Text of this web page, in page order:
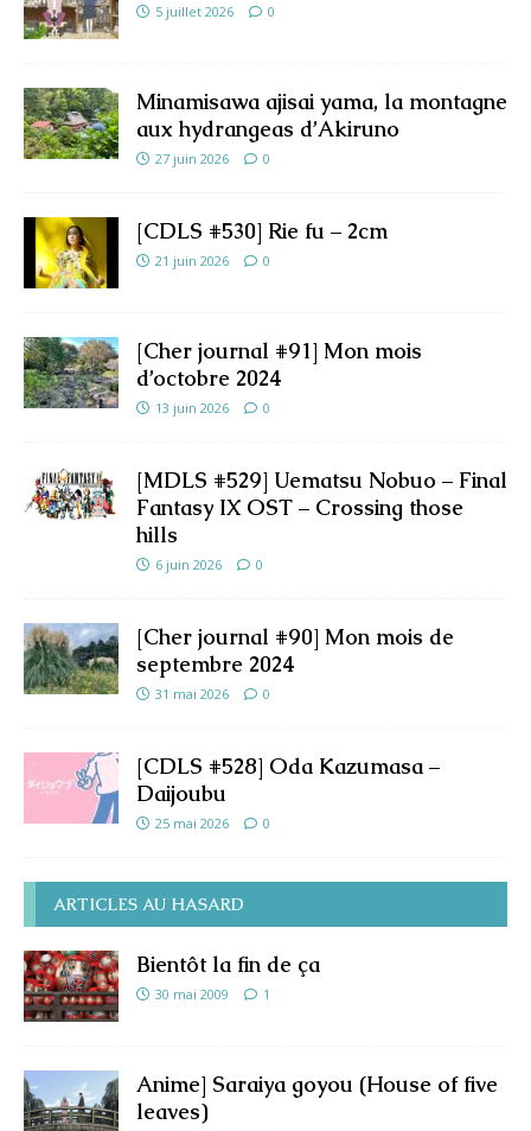
5 juillet 2026 0
Minamisawa ajisai yama, la montagne
aux hydrangeas d’Akiruno
27 juin 2026 0
[CDLS #530] Rie fu – 2cm
21 juin 2026 0
[Cher journal #91] Mon mois
d’octobre 2024
13 juin 2026 0
[MDLS #529] Uematsu Nobuo – Final
Fantasy IX OST – Crossing those
hills
6 juin 2026 0
[Cher journal #90] Mon mois de
septembre 2024
31 mai 2026 0
[CDLS #528] Oda Kazumasa –
Daijoubu
25 mai 2026 0
ARTICLES AU HASARD
Bientôt la fin de ça
30 mai 2009 1
Anime] Saraiya goyou (House of five
leaves)